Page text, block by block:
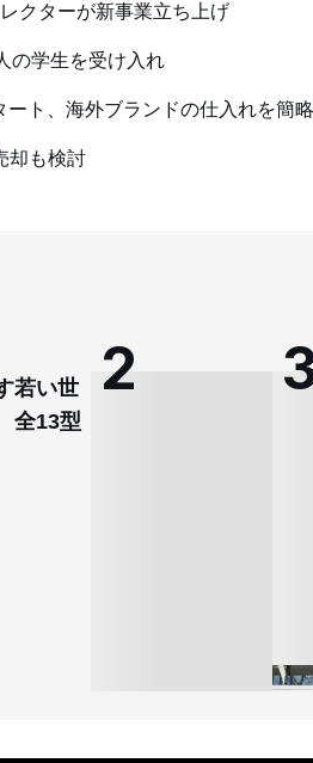
クターが新事業立ち上げ
の学生を受け入れ
ト、海外ブランドの仕入れを簡
却も検討
若い世
全13型